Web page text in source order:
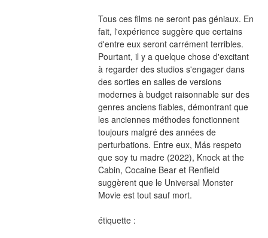
Tous ces films ne seront pas géniaux. En
fait, l'expérience suggère que certains
d'entre eux seront carrément terribles.
Pourtant, il y a quelque chose d'excitant
à regarder des studios s'engager dans
des sorties en salles de versions
modernes à budget raisonnable sur des
genres anciens fiables, démontrant que
les anciennes méthodes fonctionnent
toujours malgré des années de
perturbations. Entre eux, Más respeto
que soy tu madre (2022), Knock at the
Cabin, Cocaine Bear et Renfield
suggèrent que le Universal Monster
Movie est tout sauf mort.
étiquette :